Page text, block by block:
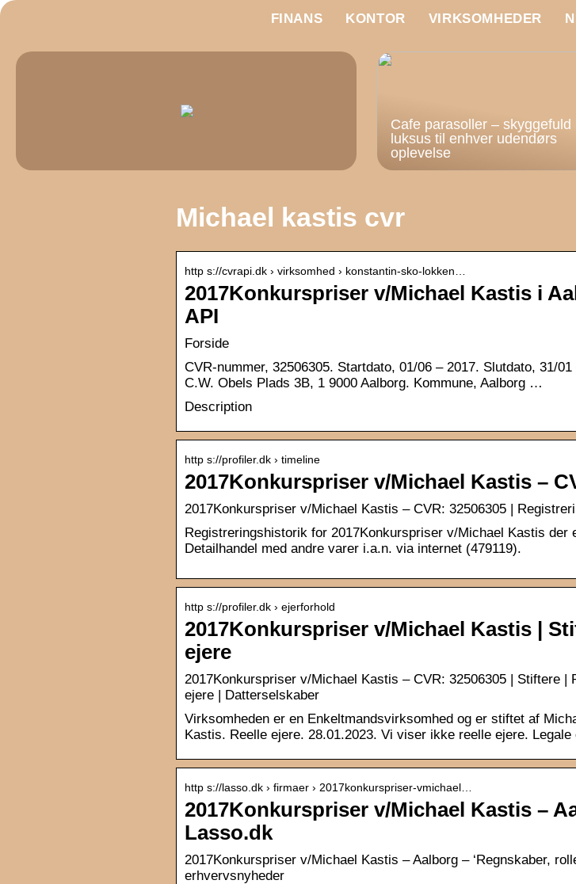
FINANS KONTOR VIRKSOMHEDER
Cafe parasoller – skyggefuld
luksus til enhver udendørs
oplevelse
Michael kastis cvr
http s://cvrapi.dk › virksomhed › konstantin-sko-lokken…
2017Konkurspriser v/Michael Kastis i
API
Forside
CVR-nummer, 32506305. Startdato, 01/06 – 2017. Slutdato, 31/
C.W. Obels Plads 3B, 1 9000 Aalborg. Kommune, Aalborg …
Description
http s://profiler.dk › timeline
2017Konkurspriser v/Michael Kastis –
2017Konkurspriser v/Michael Kastis – CVR: 32506305 |
Registreringshistorik for 2017Konkurspriser v/Michael Kastis der
Detailhandel med andre varer i.a.n. via internet (479119).
http s://profiler.dk › ejerforhold
2017Konkurspriser v/Michael Kastis |
ejere
2017Konkurspriser v/Michael Kastis – CVR: 32506305 | Stiftere |
ejere | Datterselskaber
Virksomheden er en Enkeltmandsvirksomhed og er stiftet af
Kastis. Reelle ejere. 28.01.2023. Vi viser ikke reelle ejere. Legale
http s://lasso.dk › firmaer › 2017konkurspriser-vmichael…
2017Konkurspriser v/Michael Kastis –
Lasso.dk
2017Konkurspriser v/Michael Kastis – Aalborg – ‘Regnskaber,
erhvervsnyheder